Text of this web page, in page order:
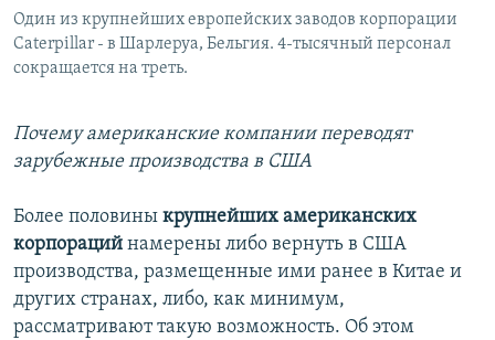
Один из крупнейших европейских заводов корпорации
Caterpillar - в Шарлеруа, Бельгия. 4-тысячный персонал
сокращается на треть.
Почему американские компании переводят
зарубежные производства в США
Более половины крупнейших американских
корпораций намерены либо вернуть в США
производства, размещенные ими ранее в Китае и
других странах, либо, как минимум,
рассматривают такую возможность. Об этом